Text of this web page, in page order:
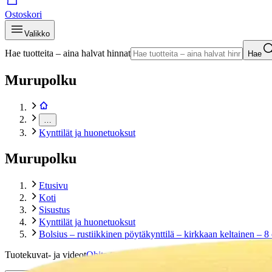
Ostoskori
Valikko
Hae tuotteita – aina halvat hinnat Hae
Murupolku
Kynttilät ja huonetuoksut
Murupolku
Etusivu
Koti
Sisustus
Kynttilät ja huonetuoksut
Bolsius – rustiikkinen pöytäkynttilä – kirkkaan keltainen – 8
Tuotekuvat- ja videotOhita tuotekuva